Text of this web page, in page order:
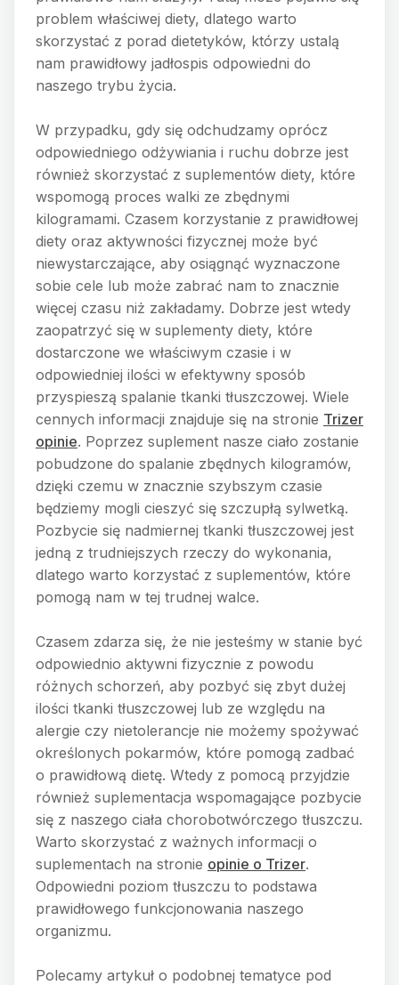
problem właściwej diety, dlatego warto
skorzystać z porad dietetyków, którzy ustalą
nam prawidłowy jadłospis odpowiedni do
naszego trybu życia.
W przypadku, gdy się odchudzamy oprócz
odpowiedniego odżywiania i ruchu dobrze jest
również skorzystać z suplementów diety, które
wspomogą proces walki ze zbędnymi
kilogramami. Czasem korzystanie z prawidłowej
diety oraz aktywności fizycznej może być
niewystarczające, aby osiągnąć wyznaczone
sobie cele lub może zabrać nam to znacznie
więcej czasu niż zakładamy. Dobrze jest wtedy
zaopatrzyć się w suplementy diety, które
dostarczone we właściwym czasie i w
odpowiedniej ilości w efektywny sposób
przyspieszą spalanie tkanki tłuszczowej. Wiele
cennych informacji znajduje się na stronie Trizer
opinie. Poprzez suplement nasze ciało zostanie
pobudzone do spalanie zbędnych kilogramów,
dzięki czemu w znacznie szybszym czasie
będziemy mogli cieszyć się szczupłą sylwetką.
Pozbycie się nadmiernej tkanki tłuszczowej jest
jedną z trudniejszych rzeczy do wykonania,
dlatego warto korzystać z suplementów, które
pomogą nam w tej trudnej walce.
Czasem zdarza się, że nie jesteśmy w stanie być
odpowiednio aktywni fizycznie z powodu
różnych schorzeń, aby pozbyć się zbyt dużej
ilości tkanki tłuszczowej lub ze względu na
alergie czy nietolerancje nie możemy spożywać
określonych pokarmów, które pomogą zadbać
o prawidłową dietę. Wtedy z pomocą przyjdzie
również suplementacja wspomagające pozbycie
się z naszego ciała chorobotwórczego tłuszczu.
Warto skorzystać z ważnych informacji o
suplementach na stronie opinie o Trizer.
Odpowiedni poziom tłuszczu to podstawa
prawidłowego funkcjonowania naszego
organizmu.
Polecamy artykuł o podobnej tematyce pod